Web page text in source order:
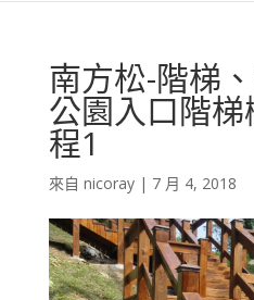
南方松-階梯
公園入口階
程1
來自 nicoray| 7 月 4, 2018